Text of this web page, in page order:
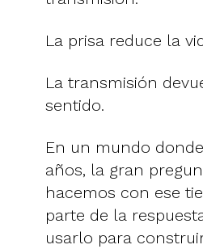
La prisa reduce la
La transmisión
sentido.
En un mundo
años, la gran
hacemos con ese
parte de la
usarlo para